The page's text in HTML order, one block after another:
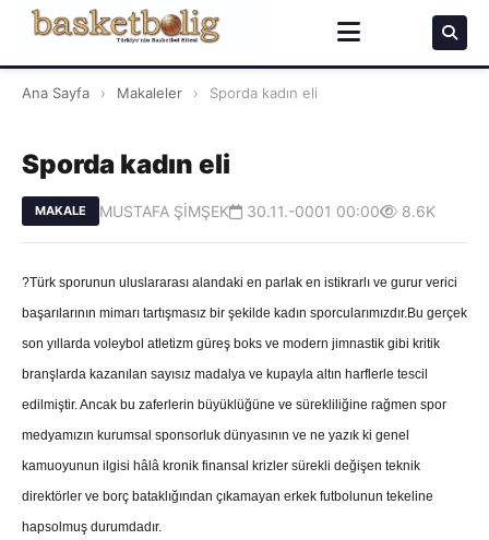
Ana Sayfa › Makaleler › Sporda kadın eli
Sporda kadın eli
MAKALE MUSTAFA ŞİMŞEK 30.11.-0001 00:00 8.6K
?Türk sporunun uluslararası alandaki en parlak en istikrarlı ve gurur verici
başarılarının mimarı tartışmasız bir şekilde kadın sporcularımızdır.Bu gerçek
son yıllarda voleybol atletizm güreş boks ve modern jimnastik gibi kritik
branşlarda kazanılan sayısız madalya ve kupayla altın harflerle tescil
edilmiştir. Ancak bu zaferlerin büyüklüğüne ve sürekliliğine rağmen spor
medyamızın kurumsal sponsorluk dünyasının ve ne yazık ki genel
kamuoyunun ilgisi hâlâ kronik finansal krizler sürekli değişen teknik
direktörler ve borç bataklığından çıkamayan erkek futbolunun tekeline
hapsolmuş durumdadır.